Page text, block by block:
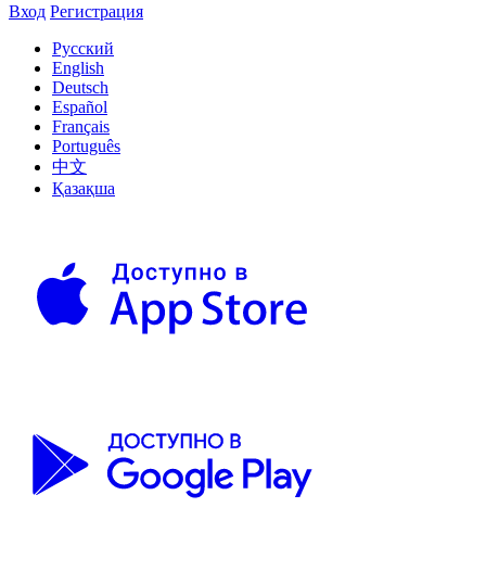
Вход Регистрация
Русский
English
Deutsch
Español
Français
Português
中文
Қазақша